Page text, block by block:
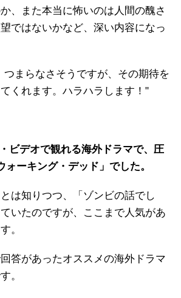
、また本当に怖いのは人間の醜さ
ではないかなど、深い内容になっ
つまらなさそうですが、その期待を
くれます。ハラハラします！"
ビデオで観れる海外ドラマで、圧
ォーキング・デッド」でした。
は知りつつ、「ゾンビの話でし
いたのですが、ここまで人気があ
。
答があったオススメの海外ドラマ
。